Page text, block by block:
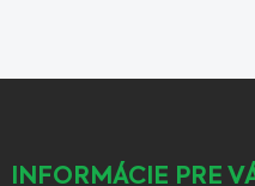
INFORMÁCIE PRE